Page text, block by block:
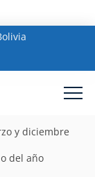
y diciembre
del año